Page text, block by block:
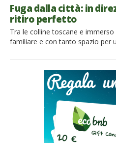
Fuga dalla città: in
ritiro perfetto
Tra le colline toscane e
familiare e con tanto spazio per
Barbara Imbergamo, la
raccontato! Nel cuore green
Firenze e dalle altre città, tra gli